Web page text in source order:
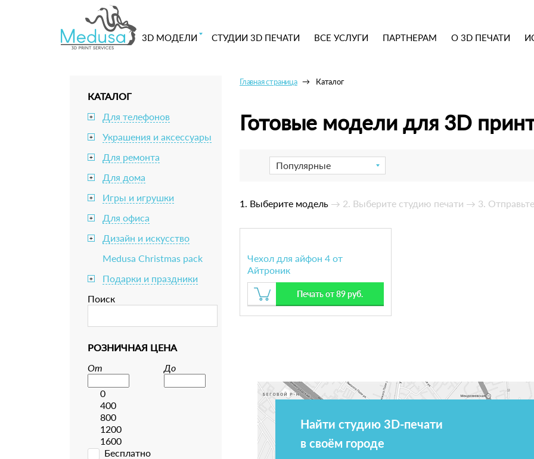
3D МОДЕЛИ СТУДИИ 3D ПЕЧАТИ ВСЕ УСЛУГИ ПАРТНЕРАМ О 3D ПЕЧАТИ
КАТАЛОГ
+ Для телефонов
+ Украшения и аксессуары
+ Для ремонта
+ Для дома
+ Игры и игрушки
+ Для офиса
+
Дизайн и искусство
Medusa Christmas pack
+
Подарки и праздники
Поиск
РОЗНИЧНАЯ ЦЕНА
От
До
0
400
800
1200
1600
Бесплатно
Главная страница Каталог
Готовые модели для 3D
Популярные
1. Выберите модель → 2. Выберите студию печати → 3.
Чехол для айфон 4 от
Айтроник
Печать от 89 руб.
Найти студию 3D-печати
в своём городе